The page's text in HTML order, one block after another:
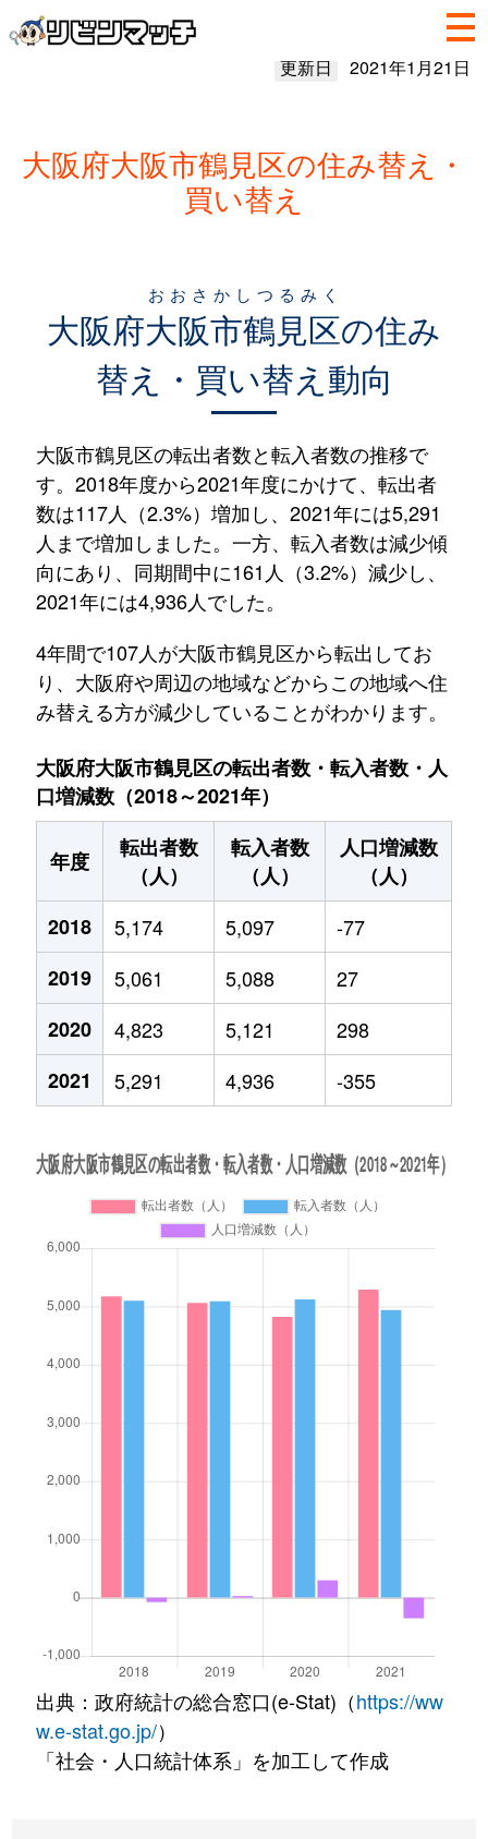
更新日 2021年1月21日
大阪府大阪市鶴見区の住み替え・
買い替え
大阪府大阪市鶴見区
おおさかしつるみく
の住み
替え・買い替え動向
大阪市鶴見区の転出者数と転入者数の推移で
す。2018年度から2021年度にかけて、転出者
数は117人（2.3%）増加し、2021年には5,291
人まで増加しました。一方、転入者数は減少傾
向にあり、同期間中に161人（3.2%）減少し、
2021年には4,936人でした。
4年間で107人が大阪市鶴見区から転出してお
り、大阪府や周辺の地域などからこの地域へ住
み替える方が減少していることがわかります。
大阪府大阪市鶴見区の転出者数・転入者数・人
口増減数（2018～2021年）
年度
転出者数
（人）
転入者数
（人）
人口増減数
（人）
2018
5,174 5,097
-77
2019
5,061 5,088
27
2020
4,823 5,121
298
2021
5,291 4,936 -355
出典：政府統計の総合窓口(e-Stat)（https://ww
w.e-stat.go.jp/）
「社会・人口統計体系」を加工して作成